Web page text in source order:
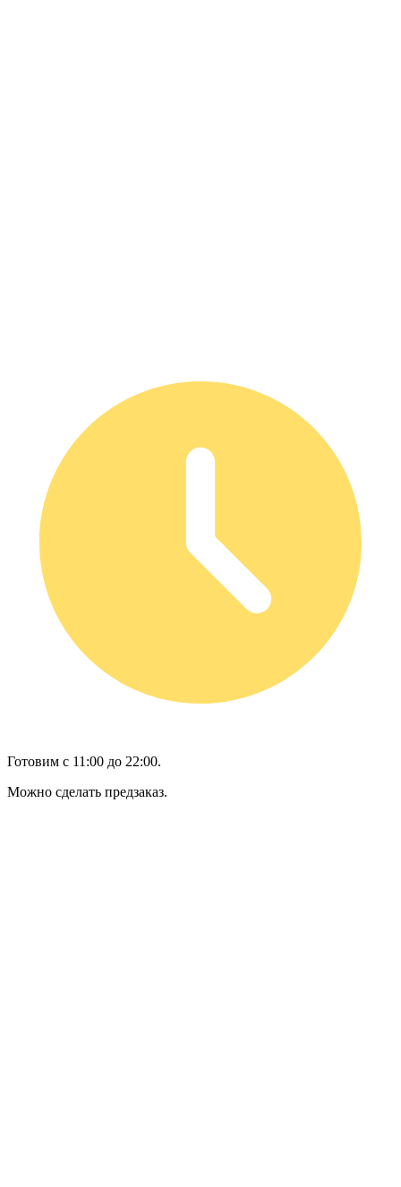
Готовим с 11:00 до 22:00.
Можно сделать предзаказ.